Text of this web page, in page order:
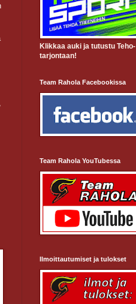
Klikkaa auki ja tutustu Teho-
tarjontaan!
Team Rahola Facebookissa
Team Rahola YouTubessa
Ilmoittautumiset ja tulokset